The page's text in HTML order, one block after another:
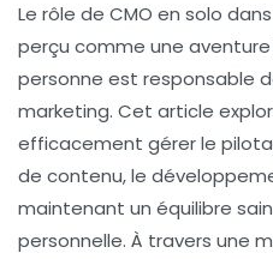
Le rôle de CMO en solo
perçu comme une
personne est responsable
marketing. Cet article
efficacement gérer le
de contenu, le
maintenant un équilibre
personnelle. À travers une